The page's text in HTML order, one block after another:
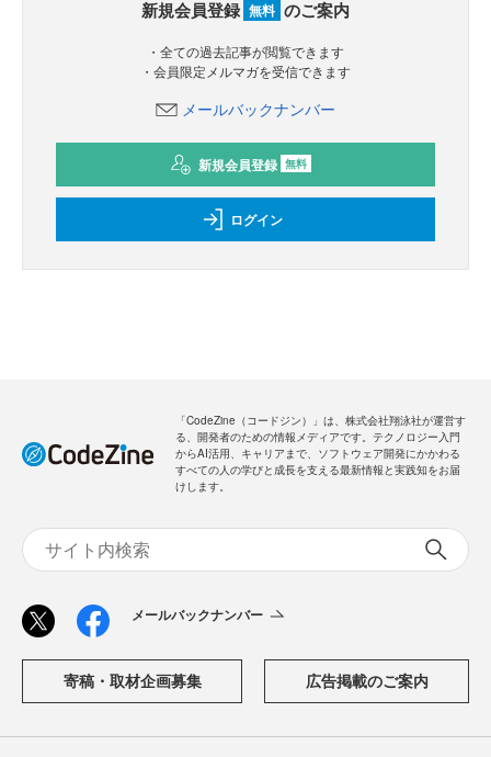
新規会員登録 無料 のご案内
・全ての過去記事が閲覧できます
・会員限定メルマガを受信できます
メールバックナンバー
新規会員登録 無料
ログイン
「CodeZine（コードジン）」は、株式会社翔泳社が運営す
る、開発者のための情報メディアです。テクノロジー入門
からAI活用、キャリアまで、ソフトウェア開発にかかわる
すべての人の学びと成長を支える最新情報と実践知をお届
けします。
メールバックナンバー
寄稿・取材企画募集 広告掲載のご案内